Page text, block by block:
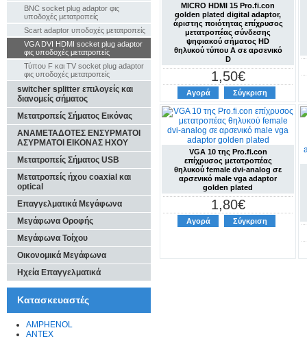
MICRO HDMI 15 Pro.fi.con
golden plated digital adaptor,
άριστης ποιότητας επίχρυσος
μετατροπέας σύνδεσης
ψηφιακού σήματος HD
θηλυκού τύπου A σε αρσενικό
D
1,50€
Αγορά Σύγκριση
VGA 10 της Pro.fi.con
επίχρυσος μετατροπέας
θηλυκού female dvi-analog σε
αρσενικό male vga adaptor
golden plated
1,80€
Αγορά Σύγκριση
BNC socket plug adaptor φις
υποδοχές μετατροπείς
Scart adaptor υποδοχές μετατροπείς
VGA DVI HDMI socket plug adaptor
φις υποδοχές μετατροπείς
Τύπου F και TV socket plug adaptor
φις υποδοχές μετατροπείς
switcher splitter επιλογείς και
διανομείς σήματος
Μετατροπείς Σήματος Εικόνας
ΑΝΑΜΕΤΑΔΟΤΕΣ ΕΝΣΥΡΜΑΤΟΙ
ΑΣΥΡΜΑΤΟΙ ΕΙΚΟΝΑΣ ΗΧΟΥ
Μετατροπείς Σήματος USB
Μετατροπείς ήχου coaxial και
optical
Επαγγελματικά Μεγάφωνα
Μεγάφωνα Οροφής
Μεγάφωνα Τοίχου
Οικονομικά Μεγάφωνα
Ηχεία Επαγγελματικά
Κατασκευαστές
AMPHENOL
ANTEX